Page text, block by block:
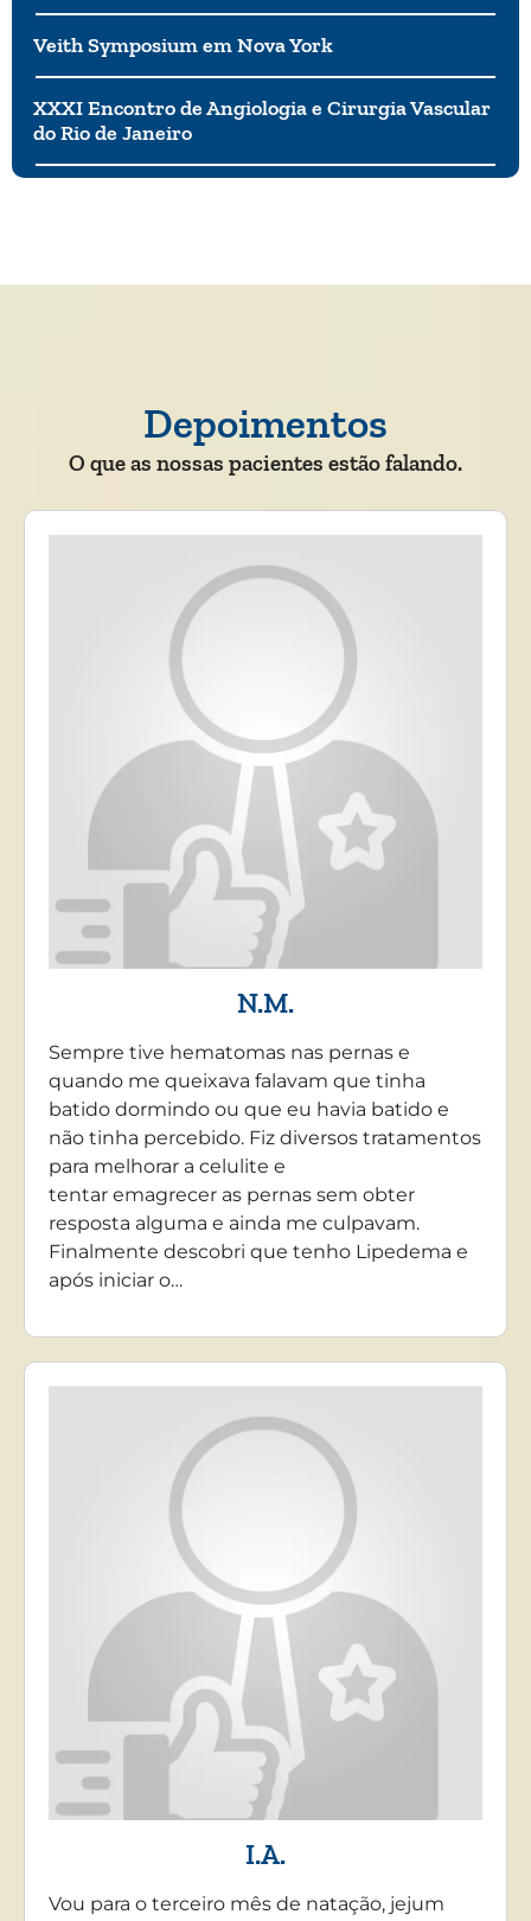
Veith Symposium em Nova York
XXXI Encontro de Angiologia e Cirurgia Vascular
do Rio de Janeiro
Depoimentos
O que as nossas pacientes estão falando.
N.M.
Sempre tive hematomas nas pernas e
quando me queixava falavam que tinha
batido dormindo ou que eu havia batido e
não tinha percebido. Fiz diversos tratamentos
para melhorar a celulite e
tentar emagrecer as pernas sem obter
resposta alguma e ainda me culpavam.
Finalmente descobri que tenho Lipedema e
após iniciar o…
I.A.
Vou para o terceiro mês de natação, jejum